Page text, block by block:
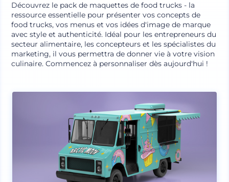
Découvrez le pack de maquettes de food trucks - la
ressource essentielle pour présenter vos concepts de
food trucks, vos menus et vos idées d'image de marque
avec style et authenticité. Idéal pour les entrepreneurs du
secteur alimentaire, les concepteurs et les spécialistes du
marketing, il vous permettra de donner vie à votre vision
culinaire. Commencez à personnaliser dès aujourd'hui !